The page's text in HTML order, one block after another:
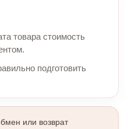
товара стоимость
подготовить
или возврат